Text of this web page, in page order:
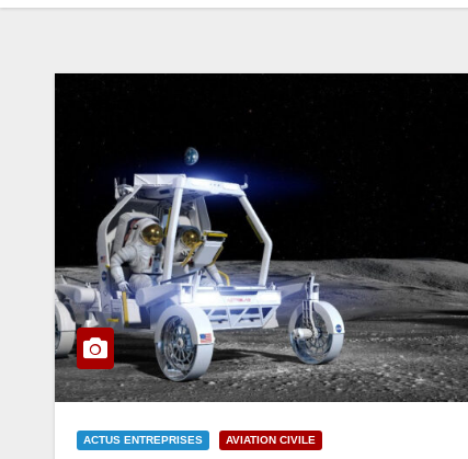
ACTUS ENTREPRISES AVIATION CIVILE